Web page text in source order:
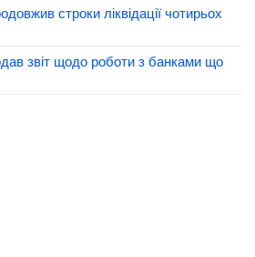
строки ліквідації чотирьох
звіт щодо роботи з банками що